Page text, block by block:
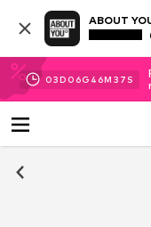
ABOUT
03D 06G 46M 37 S